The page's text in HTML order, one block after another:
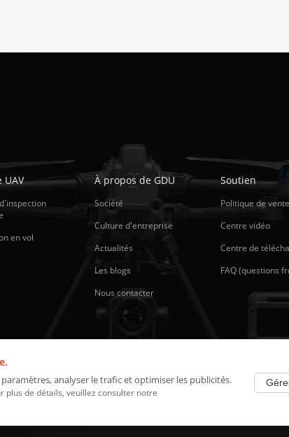
UAV
en vol
À propos de GDU
Société
Culture d'entreprise
Actualités
Les blogs
Nous contacter
Soutien
Politique de vente
Centre vidéo
Centre de
FAQ (questions
analyser le trafic et optimiser les publicités.
plus de détails, veuillez consulter notre